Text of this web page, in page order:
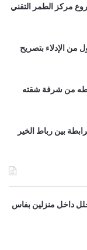
مركز الطمر التقني
من الإدلاء بتصريح
من شرفة شقته
بين رباط الخير
داخل منزلين بفاس